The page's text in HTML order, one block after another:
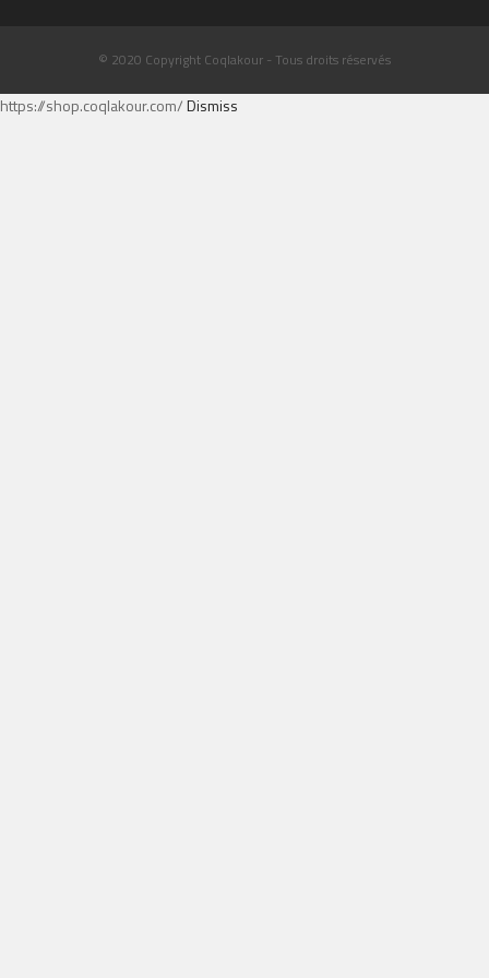
© 2020 Copyright Coqlakour - Tous droits réservés
https://shop.coqlakour.com/Dismiss